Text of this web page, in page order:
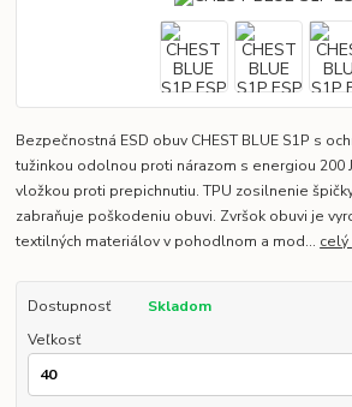
Bezpečnostná ESD obuv CHEST BLUE S1P s
tužinkou odolnou proti nárazom s energiou 200
vložkou proti prepichnutiu. TPU zosilnenie
zabraňuje poškodeniu obuvi. Zvršok obuvi je
textilných materiálov v pohodlnom a mod...
Dostupnosť
Skladom
Veľkosť